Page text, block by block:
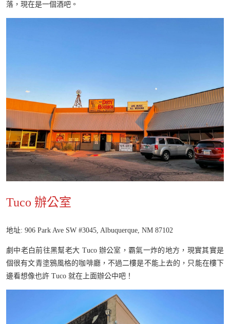
落，現在是一個酒吧。
Tuco 辦公室
地址: 906 Park Ave SW #3045, Albuquerque, NM 87102
劇中老白前往黑幫老大 Tuco 辦公室，霸氣一炸的地方，現實其實是
個很有文青塗鴉風格的咖啡廳，不過二樓是不能上去的，只能在樓下
邊看想像也許 Tuco 就在上面辦公中吧！